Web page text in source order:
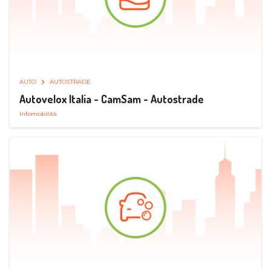
AUTO AUTOSTRADE
Autovelox Italia - CamSam - Autostrade
Infomobilità